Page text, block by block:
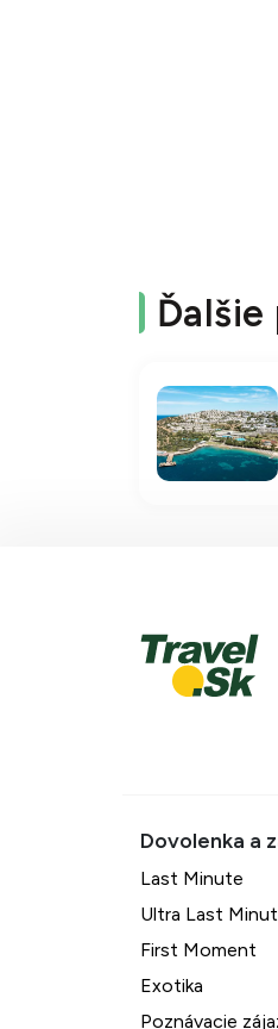
Last Minute
Ultra Last
First Moment
Exotika
Poznávacie